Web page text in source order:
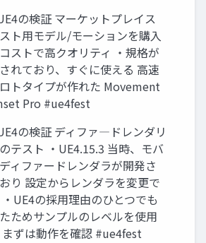
の検証 マーケットプレイス
ト用モデル/モーションを購入
ストで高クオリティ ・規格が
れており、すぐに使える 高速
トタイプが作れた Movement
Pro #ue4fest
の検証 ディファ―ドレンダリ
テスト ・UE4.15.3 当時、モバ
ィファードレンダラが開発さ
り 設定からレンダラを変更で
UE4の採用理由のひとつでも
ためサンプルのレベルを使用
まずは動作を確認 #ue4fest